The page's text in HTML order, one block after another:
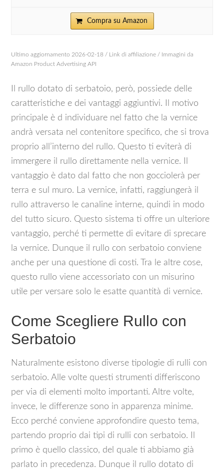
Compra su Amazon
Ultimo aggiornamento 2026-02-18 / Link di affiliazione / Immagini da
Amazon Product Advertising API
Il rullo dotato di serbatoio, però, possiede delle
caratteristiche e dei vantaggi aggiuntivi. Il motivo
principale è d individuare nel fatto che la vernice
andrà versata nel contenitore specifico, che si trova
proprio all’interno del rullo. Questo ti eviterà di
immergere il rullo direttamente nella vernice. Il
vantaggio è dato dal fatto che non gocciolerà per
terra e sul muro. La vernice, infatti, raggiungerà il
rullo attraverso le canaline interne, quindi in modo
del tutto sicuro. Questo sistema ti offre un ulteriore
vantaggio, perché ti permette di evitare di sprecare
la vernice. Dunque il rullo con serbatoio conviene
anche per una questione di costi. Tra le altre cose,
questo rullo viene accessoriato con un misurino
utile per versare solo le esatte quantità di vernice.
Come Scegliere Rullo con
Serbatoio
Naturalmente esistono diverse tipologie di rulli con
serbatoio. Alle volte questi strumenti differiscono
per via di elementi molto importanti. Altre volte,
invece, le differenze sono in apparenza minime.
Ecco perché conviene approfondire questo tema,
partendo proprio dai tipi di rulli con serbatoio. Il
primo è quello classico, del quale ti abbiamo già
parlato in precedenza. Dunque il rullo dotato di